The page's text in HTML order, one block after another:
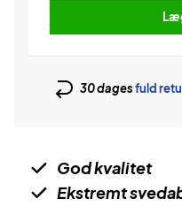
30 dagesfuld
God kvalitet
Ekstremt